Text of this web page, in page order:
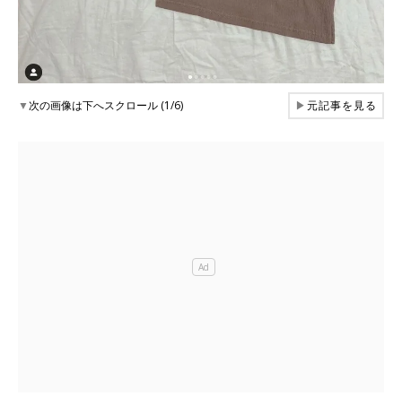
▼次の画像は下へスクロール (1/6) ▶元記事を見る